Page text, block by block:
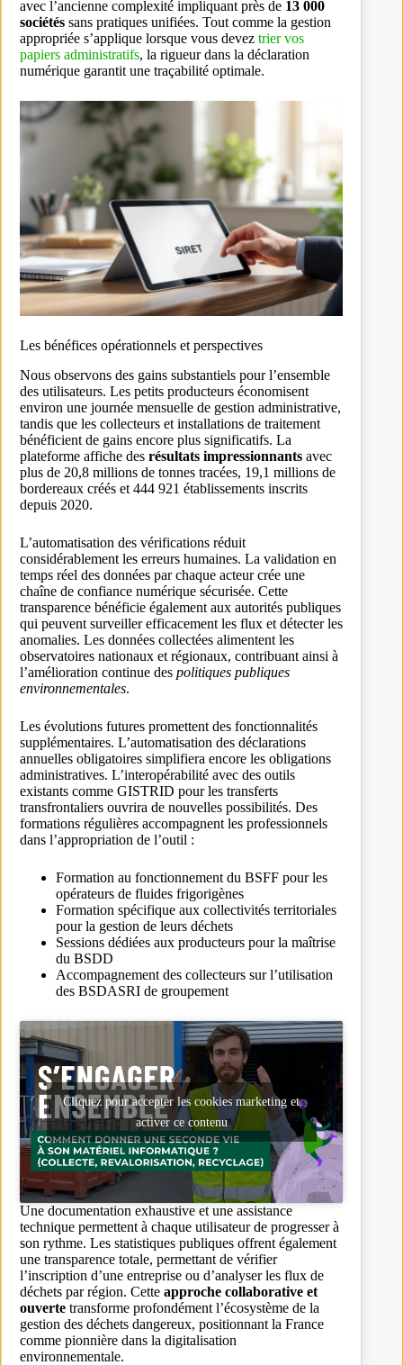
avec l’ancienne complexité impliquant près de 13 000
sociétés sans pratiques unifiées. Tout comme la gestion
appropriée s’applique lorsque vous devez trier vos
papiers administratifs, la rigueur dans la déclaration
numérique garantit une traçabilité optimale.
Les bénéfices opérationnels et perspectives
Nous observons des gains substantiels pour l’ensemble
des utilisateurs. Les petits producteurs économisent
environ une journée mensuelle de gestion administrative,
tandis que les collecteurs et installations de traitement
bénéficient de gains encore plus significatifs. La
plateforme affiche des résultats impressionnants avec
plus de 20,8 millions de tonnes tracées, 19,1 millions de
bordereaux créés et 444 921 établissements inscrits
depuis 2020.
L’automatisation des vérifications réduit
considérablement les erreurs humaines. La validation en
temps réel des données par chaque acteur crée une
chaîne de confiance numérique sécurisée. Cette
transparence bénéficie également aux autorités publiques
qui peuvent surveiller efficacement les flux et détecter les
anomalies. Les données collectées alimentent les
observatoires nationaux et régionaux, contribuant ainsi à
l’amélioration continue des politiques publiques
environnementales.
Les évolutions futures promettent des fonctionnalités
supplémentaires. L’automatisation des déclarations
annuelles obligatoires simplifiera encore les obligations
administratives. L’interopérabilité avec des outils
existants comme GISTRID pour les transferts
transfrontaliers ouvrira de nouvelles possibilités. Des
formations régulières accompagnent les professionnels
dans l’appropriation de l’outil :
Formation au fonctionnement du BSFF pour les
opérateurs de fluides frigorigènes
Formation spécifique aux collectivités territoriales
pour la gestion de leurs déchets
Sessions dédiées aux producteurs pour la maîtrise
du BSDD
Accompagnement des collecteurs sur l’utilisation
des BSDASRI de groupement
Cliquez pour accepter les cookies marketing et
activer ce contenu
Une documentation exhaustive et une assistance
technique permettent à chaque utilisateur de progresser à
son rythme. Les statistiques publiques offrent également
une transparence totale, permettant de vérifier
l’inscription d’une entreprise ou d’analyser les flux de
déchets par région. Cette approche collaborative et
ouverte transforme profondément l’écosystème de la
gestion des déchets dangereux, positionnant la France
comme pionnière dans la digitalisation
environnementale.